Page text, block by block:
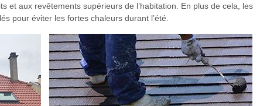
et aux revêtements supérieurs de l’habitation. En plus de cela, les
pour éviter les fortes chaleurs durant l’été.